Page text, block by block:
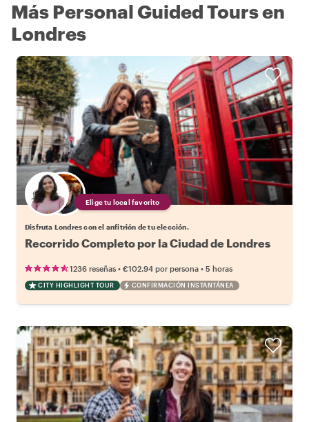
Más Personal Guided Tours en
Londres
Elige tu local favorito
Disfruta Londres con el anfitrión de tu elección.
Recorrido Completo por la Ciudad de Londres
1236 reseñas • €102.94 por persona • 5 horas
CITY HIGHLIGHT TOUR CONFIRMACIÓN INSTANTÁNEA